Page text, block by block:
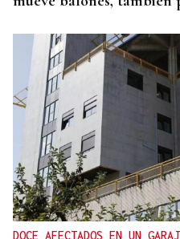
DOCE AFECTADOS EN UN